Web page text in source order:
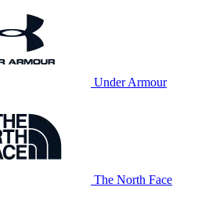
Under Armour
The North Face